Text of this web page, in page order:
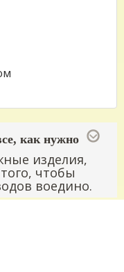
как нужно
изделия,
чтобы
воедино.